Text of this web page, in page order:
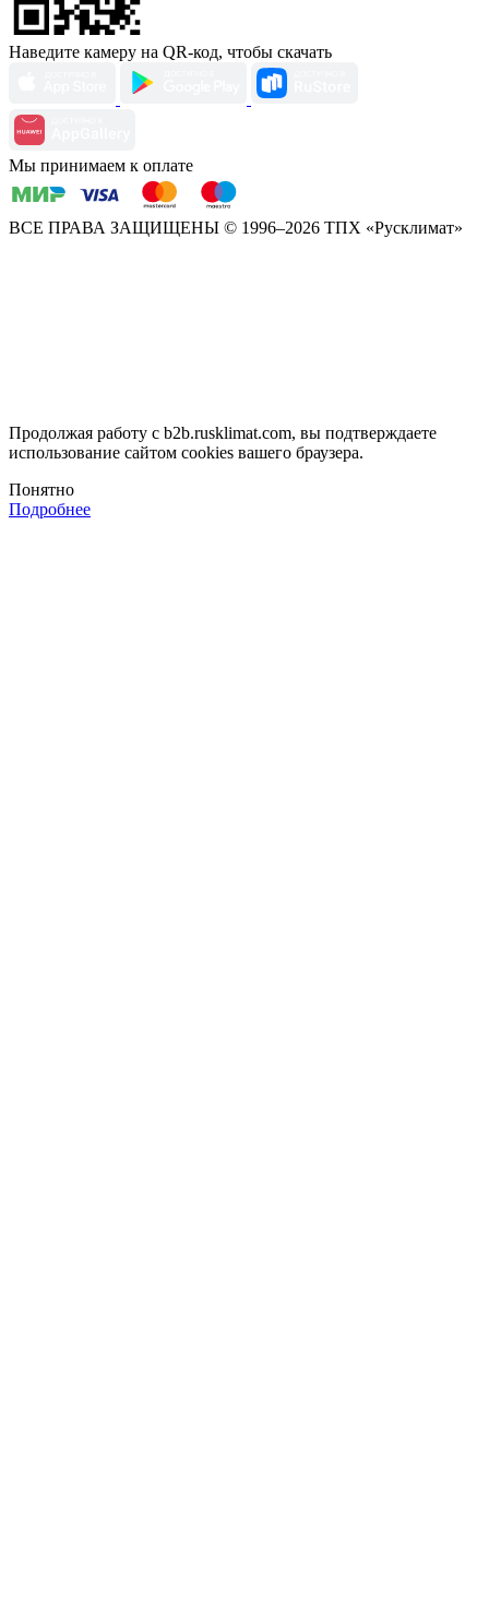
Наведите камеру на QR-код, чтобы скачать
Мы принимаем к оплате
ВСЕ ПРАВА ЗАЩИЩЕНЫ © 1996–2026 ТПХ «Русклимат»
Продолжая работу с b2b.rusklimat.com, вы подтверждаете
использование сайтом cookies вашего браузера.
Понятно
Подробнее